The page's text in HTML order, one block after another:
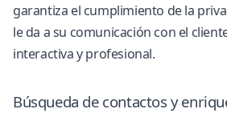
garantiza el cumplimiento de la
le da a su comunicación con el
interactiva y profesional.
Búsqueda de contactos y